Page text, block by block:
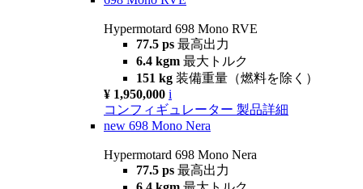
Hypermotard 698 Mono RVE
77.5 ps 最高出力
6.4 kgm 最大トルク
151 kg 装備重量（燃料を除く）
¥ 1,950,000 i
コンフィギュレーター 製品詳細
new 698 Mono Nera
Hypermotard 698 Mono Nera
77.5 ps 最高出力